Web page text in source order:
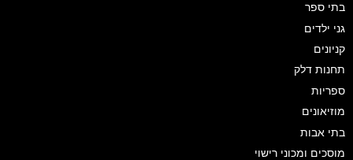
בתי ספר
גני ילדים
קניונים
תחנות דלק
ספריות
מוזיאונים
בתי אבות
מוסכים ומכוני רישוי